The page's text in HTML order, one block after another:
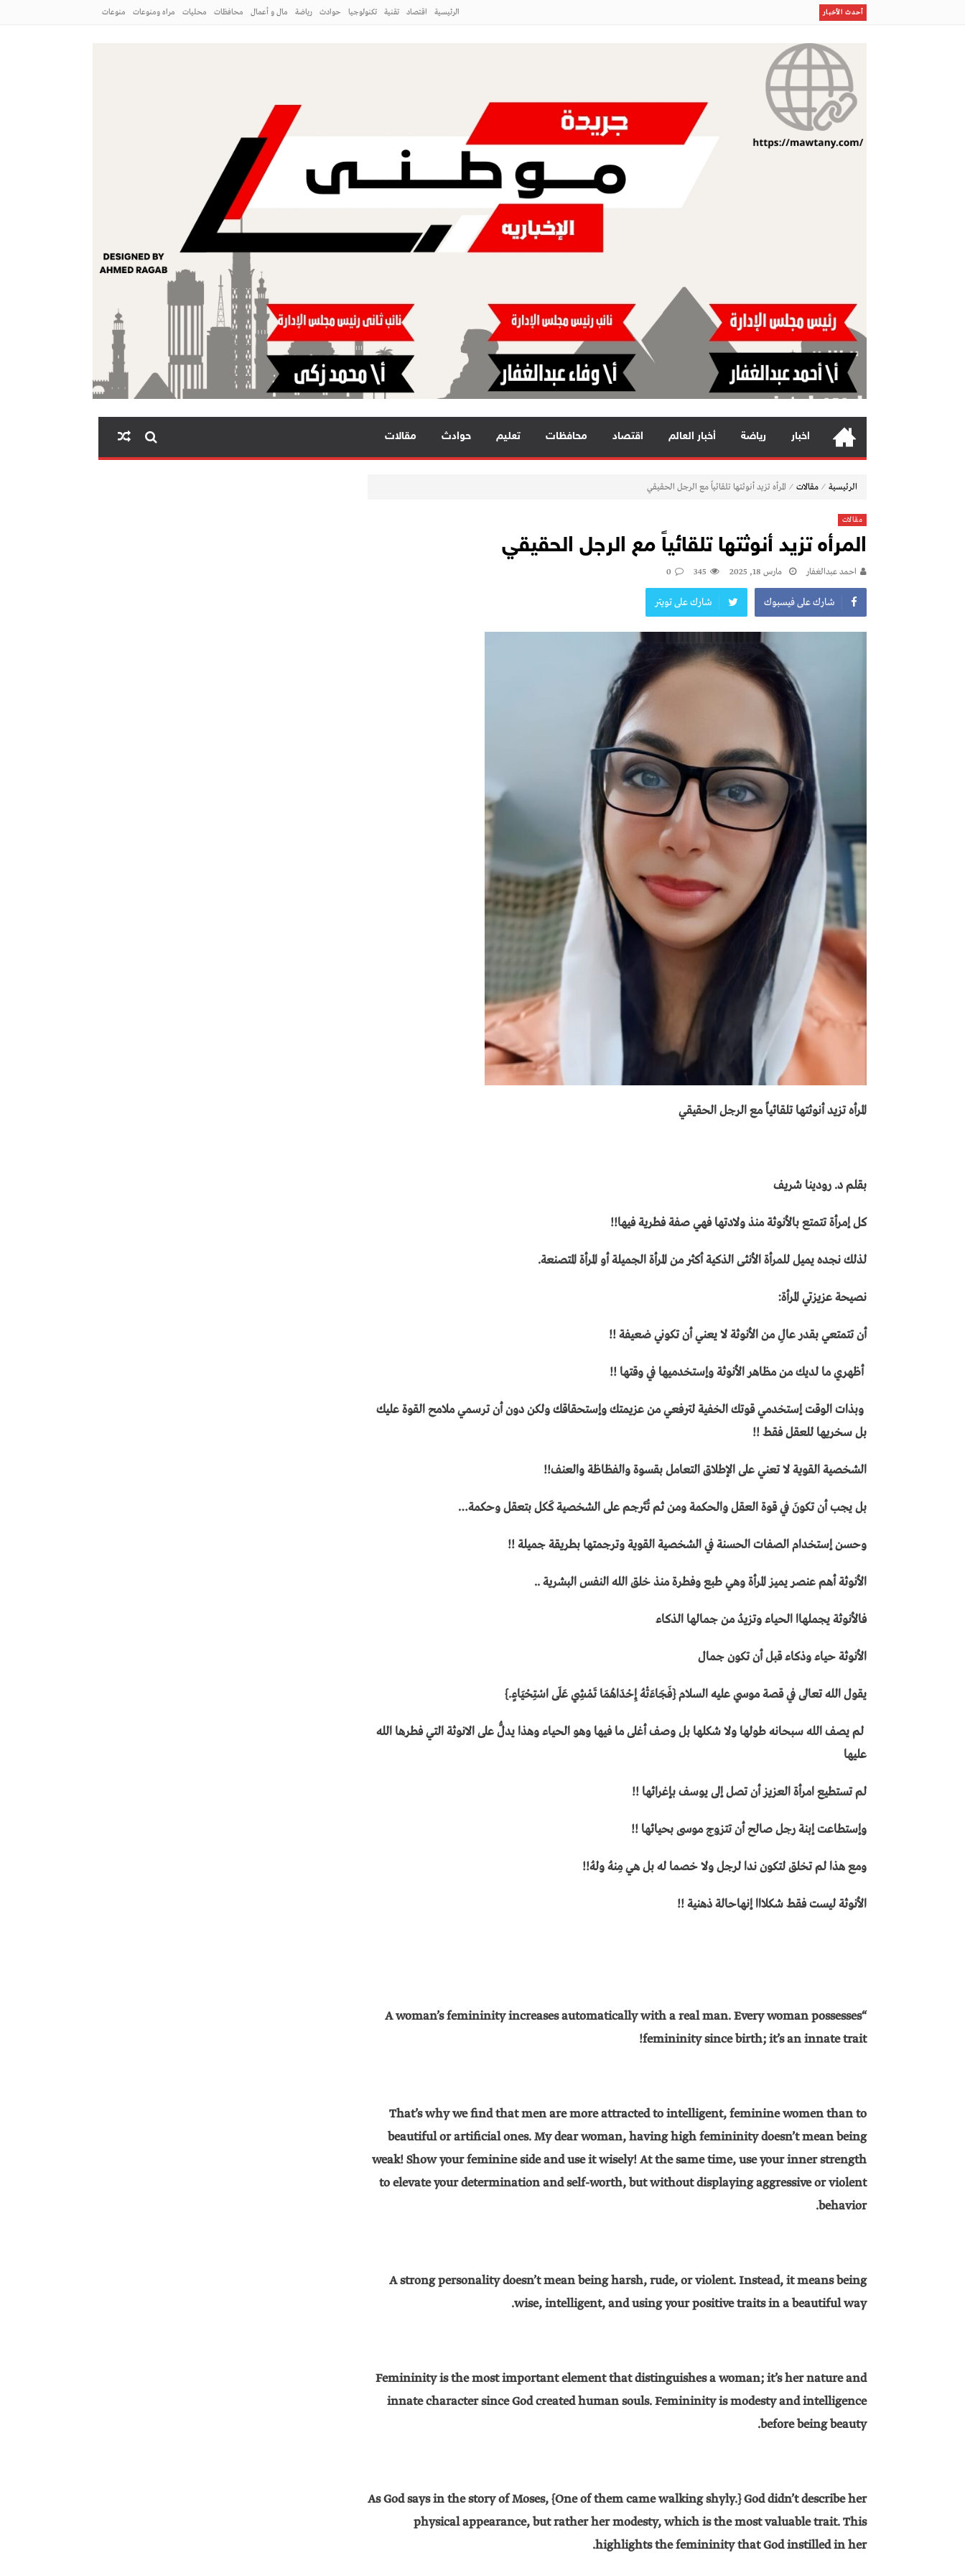
أحدث الأخبار
أمريكا تعلن..تفكـيك شبكة مكاتب صرافة وشركات وهمية ساعدت إيران على تهـ ريب الأموال
أفراح آل الشريف المباركي وآل البرعي
تفكـيك شبكة مكاتب صرافة وشركات وهمية ساعدت إيران على تهـ ريب الأموال
الرئيسية اقتصاد تقنية تكنولوجيا حوادث رياضة مال و أعمال محافظات محليات مراه ومنوعات منوعات
اخبار رياضة أخبار العالم اقتصاد محافظات تعليم حوادث مقالات
الرئيسية ⁄ مقالات ⁄ المرأه تزيد أنوثتها تلقائياً مع الرجل الحقيقي
مقالات
المرأه تزيد أنوثتها تلقائياً مع الرجل الحقيقي
احمد عبدالغفار مارس 18, 2025 345
0
شارك على فيسبوك شارك على تويتر
المرأه تزيد أنوثتها تلقائياً مع الرجل الحقيقي
بقلم د. رودينا شريف
كل إمرأة تتمتع بالأنوثة منذ ولادتها فهي صفة فطرية فيها!!
لذلك نجده يميل للمرأة الأنثى الذكية أكثر من المرأة الجميلة أو المرأة المتصنعة.
نصيحة عزيزتي المرأة:
أن تتمتعي بقدر عالِ من الأنوثة لا يعني أن تكوني ضعيفة !!
أظهري ما لديك من مظاهر الأنوثة وإستخدميها في وقتها !!
وبذات الوقت إستخدمي قوتك الخفية لترفعي من عزيمتك وإستحقاقك ولكن دون أن ترسمي ملامح القوة عليك
بل سخريها للعقل فقط !!
الشخصية القوية لا تعني على الإطلاق التعامل بقسوة والفظاظة والعنف!!
بل يجب أن تكونَ في قوة العقل والحكمة ومن ثم تُتَرجم على الشخصية كَكل بتعقل وحكمة…
وحسن إستخدام الصفات الحسنة في الشخصية القوية وترجمتها بطريقة جميلة !!
الأنوثة أهم عنصر يميز المرأة وهي طبع وفطرة منذ خلق الله النفس البشرية ..
فالأنوثة يجملهاا الحياء وتزيدُ من جمالها الذكاء
الأنوثة حياء وذكاء قبل أن تكون جمال
يقول الله تعالى في قصة موسي عليه السلام {فَجَاءَتْهُ إِحْدَاهُمَا تَمْشِي عَلَى اسْتِحْيَاءٍ.}
لم يصف الله سبحانه طولها ولا شكلها بل وصف أغلى ما فيها وهو الحياء وهذا يدلُّ على الانوثة التي فطرها الله
عليها
لم تستطيع امرأة العزيز أن تصل إلى يوسف بإغرائها !!
وإستطاعت إبنة رجل صالح أن تتزوج موسى بحيائها !!
ومع هذا لم تخلق لتكون ندا لرجل ولا خصما له بل هي مِنهُ ولهُ!!
الأنوثة ليست فقط شكلااا إنهاحالة ذهنية !!
“A woman’s femininity increases automatically with a real man. Every woman possesses
femininity since birth; it’s an innate trait!
That’s why we find that men are more attracted to intelligent, feminine women than to
beautiful or artificial ones. My dear woman, having high femininity doesn’t mean being
weak! Show your feminine side and use it wisely! At the same time, use your inner strength
to elevate your determination and self-worth, but without displaying aggressive or violent
behavior.
A strong personality doesn’t mean being harsh, rude, or violent. Instead, it means being
wise, intelligent, and using your positive traits in a beautiful way.
Femininity is the most important element that distinguishes a woman; it’s her nature and
innate character since God created human souls. Femininity is modesty and intelligence
before being beauty.
As God says in the story of Moses, {One of them came walking shyly.} God didn’t describe her
physical appearance, but rather her modesty, which is the most valuable trait. This
highlights the femininity that God instilled in her.